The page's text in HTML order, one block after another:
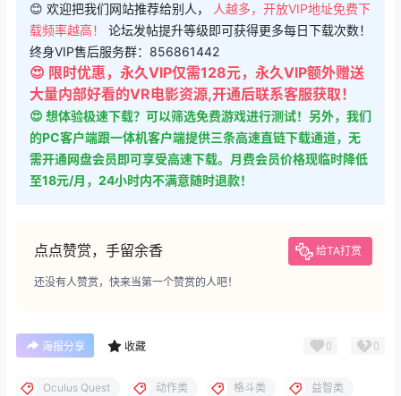
😊 欢迎把我们网站推荐给别人，
人越多，开放VIP地址免费下
载频率越高！ 论坛发帖提升等级即可获得更多每日下载次数！
终身VIP售后服务群：856861442
😍 限时优惠，永久VIP仅需128元，永久VIP额外赠送
大量内部好看的VR电影资源,开通后联系客服获取！
😍 想体验极速下载？可以筛选免费游戏进行测试！另外，我们
的PC客户端跟一体机客户端提供三条高速直链下载通道，无
需开通网盘会员即可享受高速下载。月费会员价格现临时降低
至18元/月，24小时内不满意随时退款！
点点赞赏，手留余香 给TA打赏
还没有人赞赏，快来当第一个赞赏的人吧！
海报分享 收藏 0 0
Oculus Quest 动作类 格斗类 益智类